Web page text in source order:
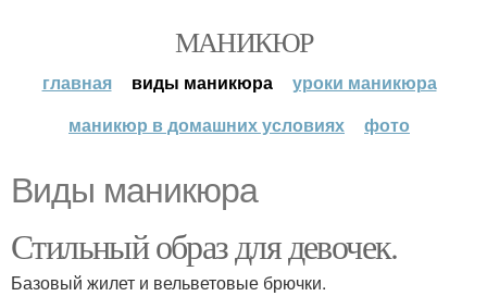
МАНИКЮР
главная виды маникюра
уроки маникюра
маникюр в домашних условиях
фото
Виды маникюра
Стильный образ для девочек.
Базовый жилет и вельветовые брючки.